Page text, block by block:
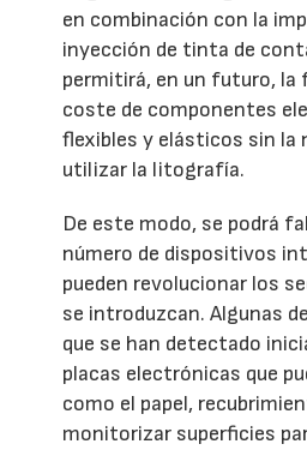
en combinación con la
inyección de tinta de
permitirá, en un futuro, la
coste de componentes
flexibles y elásticos sin la
utilizar la litografía.
De este modo, se podrá
número de dispositivos
pueden revolucionar los
se introduzcan. Algunas
que se han detectado
placas electrónicas que
como el papel,
monitorizar superficies